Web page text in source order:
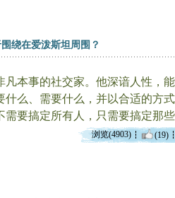
绕在爱泼斯坦周围？
事的社交家。他深谙人性，能
什么、需要什么，并以合适的方
需要搞定所有人，只需要搞定那
浏览(4903) (19)